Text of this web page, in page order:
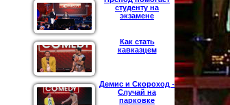
студенту на
экзамене
Как стать
кавказцем
Демис и Скороход -
Случай на
парковке